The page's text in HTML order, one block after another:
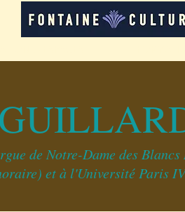
de Notre-Dame des
et à l'Université Paris